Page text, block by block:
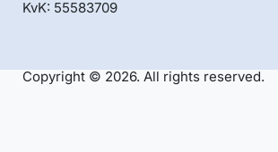
KvK: 55583709
Copyright © 2026. All rights reserved.